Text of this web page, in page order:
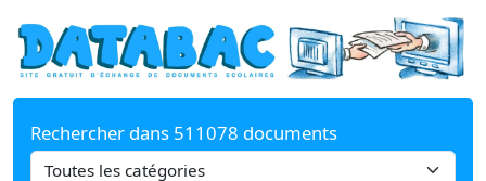
Rechercher dans 511078 documents